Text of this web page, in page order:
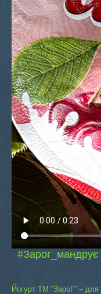
#Зарог_мандрує
Йогурт ТМ “ЗароГ” – для